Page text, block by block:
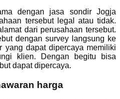
dengan jasa sondir Jogja
tersebut legal atau tidak.
dari perusahaan tersebut.
dengan survey langsung ke
yang dapat dipercaya memiliki
klien. Dengan begitu bisa
dapat dipercaya.
harga